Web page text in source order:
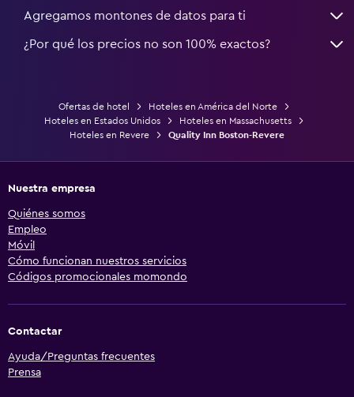
Agregamos montones de datos para ti
¿Por qué los precios no son 100% exactos?
Ofertas de hotel
Hoteles en América del Norte
Hoteles en Estados Unidos
Hoteles en Massachusetts
Hoteles en Revere
Quality Inn Boston-Revere
Nuestra empresa
Quiénes somos
Empleo
Móvil
Cómo funcionan nuestros servicios
Códigos promocionales momondo
Contactar
Ayuda/Preguntas frecuentes
Prensa